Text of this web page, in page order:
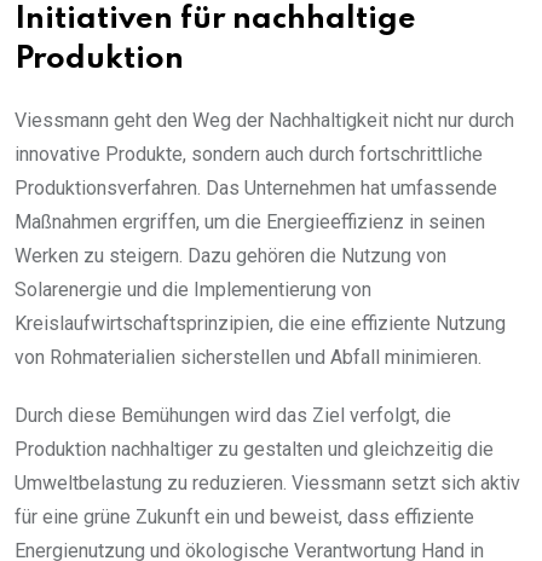
Initiativen für nachhaltige
Produktion
Viessmann geht den Weg der Nachhaltigkeit nicht nur durch
innovative Produkte, sondern auch durch fortschrittliche
Produktionsverfahren. Das Unternehmen hat umfassende
Maßnahmen ergriffen, um die Energieeffizienz in seinen
Werken zu steigern. Dazu gehören die Nutzung von
Solarenergie und die Implementierung von
Kreislaufwirtschaftsprinzipien, die eine effiziente Nutzung
von Rohmaterialien sicherstellen und Abfall minimieren.
Durch diese Bemühungen wird das Ziel verfolgt, die
Produktion nachhaltiger zu gestalten und gleichzeitig die
Umweltbelastung zu reduzieren. Viessmann setzt sich aktiv
für eine grüne Zukunft ein und beweist, dass effiziente
Energienutzung und ökologische Verantwortung Hand in